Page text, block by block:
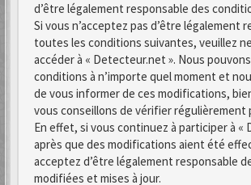
d’être légalement responsable des
Si vous n’acceptez pas d’être légalement
toutes les conditions suivantes, veuillez
accéder à « Detecteur.net ». Nous
conditions à n’importe quel moment et
de vous informer de ces modifications,
vous conseillons de vérifier régulièrement
En effet, si vous continuez à participer à «
après que des modifications aient été
acceptez d’être légalement responsable
modifiées et mises à jour.